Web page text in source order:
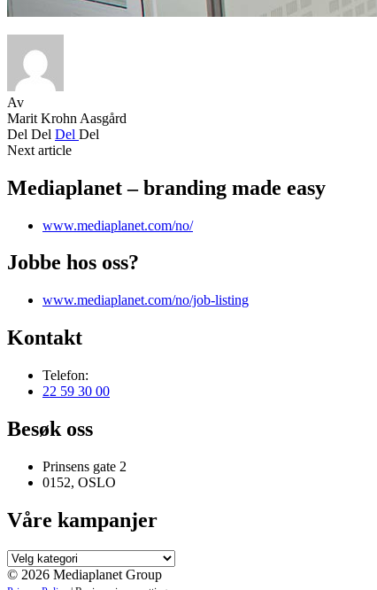
Av
Marit Krohn Aasgård
Del Del Del Del
Next article
Mediaplanet – branding made easy
www.mediaplanet.com/no/
Jobbe hos oss?
www.mediaplanet.com/no/job-listing
Kontakt
Telefon:
22 59 30 00
Besøk oss
Prinsens gate 2
0152, OSLO
Våre kampanjer
Våre
kampanjer
© 2026 Mediaplanet Group